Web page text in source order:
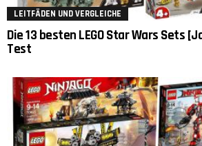
LEITFÄDEN UND VERGLEICHE
Die 13 besten LEGO Star Wars Sets
Test